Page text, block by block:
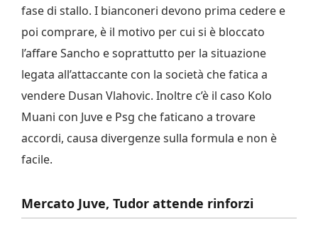
fase di stallo. I bianconeri devono prima cedere e
poi comprare, è il motivo per cui si è bloccato
l’affare Sancho e soprattutto per la situazione
legata all’attaccante con la società che fatica a
vendere Dusan Vlahovic. Inoltre c’è il caso Kolo
Muani con Juve e Psg che faticano a trovare
accordi, causa divergenze sulla formula e non è
facile.
Mercato Juve, Tudor attende rinforzi